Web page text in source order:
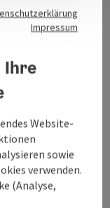
bietet
und
setzt
ein und ist ein
Impressum
Ihre
Website-
sowie
verwenden.
(Analyse,